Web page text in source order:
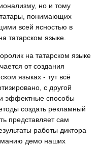
но и тому
татары, понимающих
всей ясностью в
татарском языке.
на татарском языке
от создания
языках - тут всё
с другой
эффектные способы
создать рекламный
представляет сам
работы диктора
демо наших